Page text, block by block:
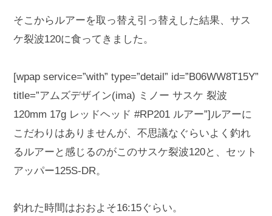
そこからルアーを取っ替え引っ替えした結果、サス
ケ裂波120に食ってきました。
[wpap service=”with” type=”detail” id=”B06WW8T15Y”
title=”アムズデザイン(ima) ミノー サスケ 裂波
120mm 17g レッドヘッド #RP201 ルアー”]ルアーに
こだわりはありませんが、不思議なぐらいよく釣れ
るルアーと感じるのがこのサスケ裂波120と、セット
アッパー125S-DR。
釣れた時間はおおよそ16:15ぐらい。